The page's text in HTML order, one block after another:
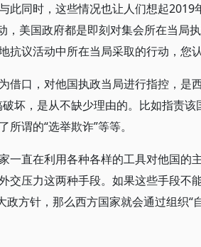
此同时，这些情况也让人们想起2019
，美国政府都是即刻对集会所在当局
抗议活动中所在当局采取的行动，您
借口，对他国执政当局进行指控，是
坏，是从不缺少理由的。比如指责
谓的“选举欺诈”等等。
一直在利用各种各样的工具对他国的
交压力这两种手段。如果这些手段不
政方针，那么西方国家就会通过组织“